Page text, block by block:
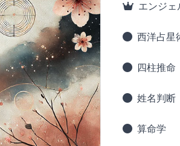
エンジェ
西洋占星
四柱推命
姓名判断
算命学